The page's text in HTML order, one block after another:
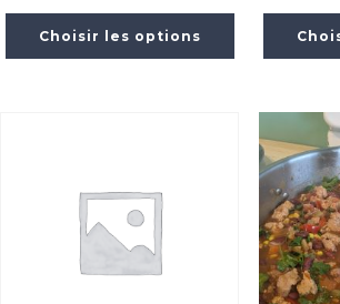
Choisir les options